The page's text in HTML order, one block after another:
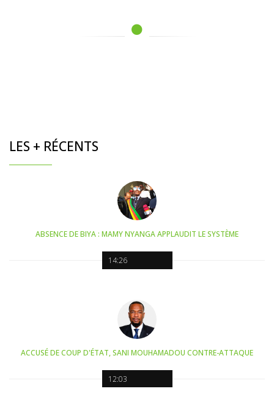
LES + RÉCENTS
14:26
ABSENCE DE BIYA : MAMY NYANGA APPLAUDIT LE SYSTÈME
12:03
ACCUSÉ DE COUP D'ÉTAT, SANI MOUHAMADOU CONTRE-ATTAQUE